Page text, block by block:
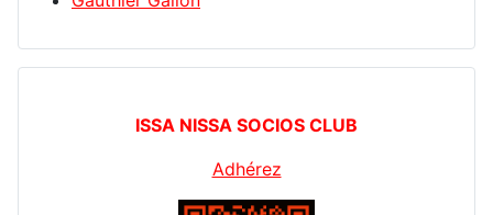
ISSA NISSA SOCIOS CLUB
Adhérez